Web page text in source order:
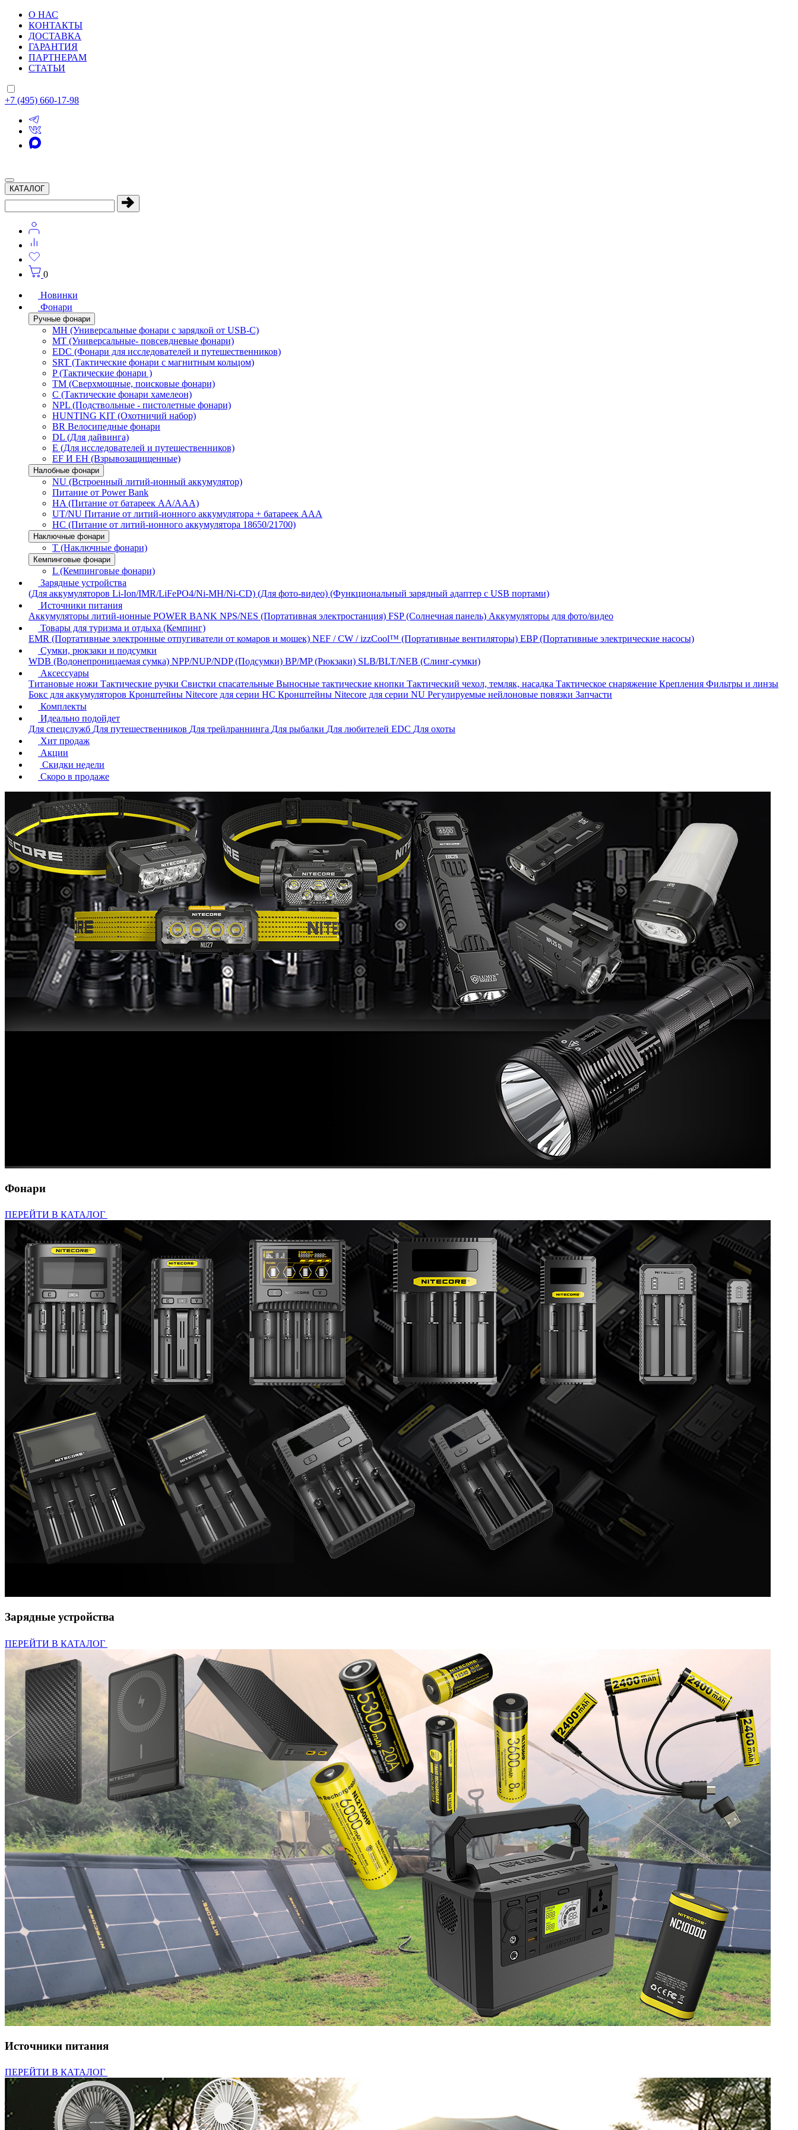
О НАС
КОНТАКТЫ
ДОСТАВКА
ГАРАНТИЯ
ПАРТНЕРАМ
СТАТЬИ
+7 (495) 660-17-98
КАТАЛОГ
0
Новинки
Фонари
Ручные фонари
MH (Универсальные фонари с зарядкой от USB-C)
MT (Универсальные- повсевдневые фонари)
EDC (Фонари для исследователей и путешественников)
SRT (Тактические фонари с магнитным кольцом)
P (Тактические фонари )
TM (Сверхмощные, поисковые фонари)
C (Тактические фонари хамелеон)
NPL (Подствольные - пистолетные фонари)
HUNTING KIT (Охотничий набор)
BR Велосипедные фонари
DL (Для дайвинга)
E (Для исследователей и путешественников)
EF И EH (Взрывозащищенные)
Налобные фонари
NU (Встроенный литий-ионный аккумулятор)
Питание от Power Bank
HA (Питание от батареек AA/AAA)
UT/NU Питание от литий-ионного аккумулятора + батареек AAA
HC (Питание от литий-ионного аккумулятора 18650/21700)
Наключные фонари
T (Наключные фонари)
Кемпинговые фонари
L (Кемпинговые фонари)
Зарядные устройства
(Для аккумуляторов Li-Ion/IMR/LiFePO4/Ni-MH/Ni-CD) (Для фото-видео) (Функциональный зарядный адаптер с USB портами)
Источники питания
Аккумуляторы литий-ионные POWER BANK NPS/NES (Портативная электростанция) FSP (Солнечная панель) Аккумуляторы для фото/видео
Товары для туризма и отдыха (Кемпинг)
EMR (Портативные электронные отпугиватели от комаров и мошек) NEF / CW / izzCool™ (Портативные вентиляторы) EBP (Портативные электрические насосы)
Сумки, рюкзаки и подсумки
WDB (Водонепроницаемая сумка) NPP/NUP/NDP (Подсумки) BP/MP (Рюкзаки) SLB/BLT/NEB (Слинг-сумки)
Аксессуары
Титановые ножи Тактические ручки Свистки спасательные Выносные тактические кнопки Тактический чехол, темляк, насадка Тактическое снаряжение Крепления Фильтры и линзы
Бокс для аккумуляторов Кронштейны Nitecore для серии HС Кронштейны Nitecore для серии NU Регулируемые нейлоновые повязки Запчасти
Комплекты
Идеально подойдет
Для спецслужб Для путешественников Для трейлраннинга Для рыбалки Для любителей EDC Для охоты
Хит продаж
Акции
Скидки недели
Скоро в продаже
Фонари
ПЕРЕЙТИ В КАТАЛОГ
Зарядные устройства
ПЕРЕЙТИ В КАТАЛОГ
Источники питания
ПЕРЕЙТИ В КАТАЛОГ